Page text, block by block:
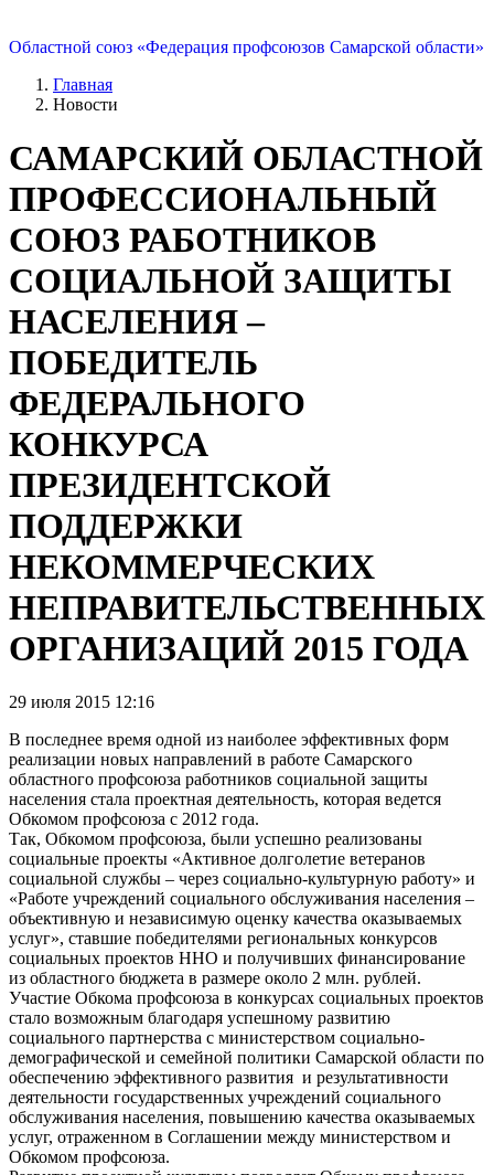
Областной союз «Федерация профсоюзов Самарской области»
Главная
Новости
САМАРСКИЙ ОБЛАСТНОЙ
ПРОФЕССИОНАЛЬНЫЙ
СОЮЗ РАБОТНИКОВ
СОЦИАЛЬНОЙ ЗАЩИТЫ
НАСЕЛЕНИЯ –
ПОБЕДИТЕЛЬ
ФЕДЕРАЛЬНОГО
КОНКУРСА
ПРЕЗИДЕНТСКОЙ
ПОДДЕРЖКИ
НЕКОММЕРЧЕСКИХ
НЕПРАВИТЕЛЬСТВЕННЫХ
ОРГАНИЗАЦИЙ 2015 ГОДА
29 июля 2015 12:16
В последнее время одной из наиболее эффективных форм
реализации новых направлений в работе Самарского
областного профсоюза работников социальной защиты
населения стала проектная деятельность, которая ведется
Обкомом профсоюза с 2012 года.
Так, Обкомом профсоюза, были успешно реализованы
социальные проекты «Активное долголетие ветеранов
социальной службы – через социально-культурную работу» и
«Работе учреждений социального обслуживания населения –
объективную и независимую оценку качества оказываемых
услуг», ставшие победителями региональных конкурсов
социальных проектов ННО и получивших финансирование
из областного бюджета в размере около 2 млн. рублей.
Участие Обкома профсоюза в конкурсах социальных проектов
стало возможным благодаря успешному развитию
социального партнерства с министерством социально-
демографической и семейной политики Самарской области по
обеспечению эффективного развития и результативности
деятельности государственных учреждений социального
обслуживания населения, повышению качества оказываемых
услуг, отраженном в Соглашении между министерством и
Обкомом профсоюза.